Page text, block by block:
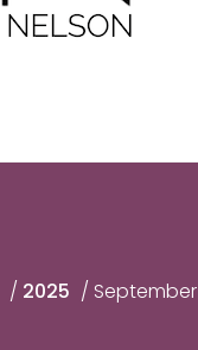
/ 2025 / September